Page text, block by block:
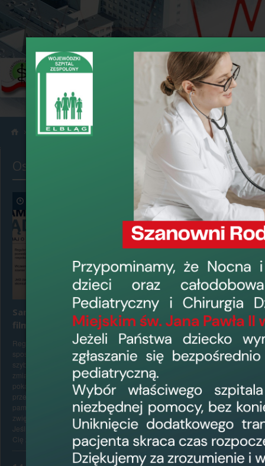
Informacje › Aktualności
Ostatnio dodane
Samobadanie jąder – zobacz
film instruktażowy
Regularne samobadanie jąder to łatwy
sposób, by lepiej poznać swoje ciało i
szybciej zauważyć ewentualne niepokojące
zmiany. W naszym filmie instruktażowym
pokazujemy, jak krok po kroku prawidłowo
przeprowadzić samobadanie. Warto
pamiętać, że wczesne wykrycie zmian
zwiększa szanse na skuteczne leczenie.
Jeśli podczas badania zauważysz coś, co
Cię zaniepokoi,...
w Elblągu
data dodania: 2